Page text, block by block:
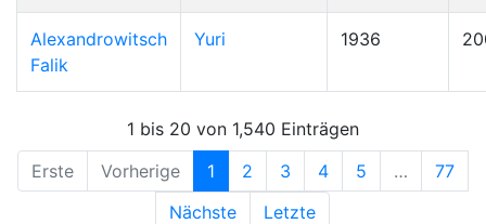
Alexandrowitsch
Falik
Yuri 1936
1 bis 20 von 1,540 Einträgen
Erste
Vorherige 1 2 3 4 5 …
77
Nächste
Letzte